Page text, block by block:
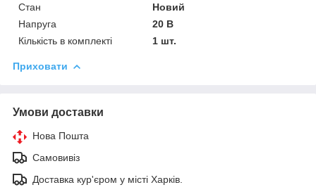
Стан
Новий
Напруга
20 В
Кількість в комплекті
1 шт.
Приховати
Умови доставки
Нова Пошта
Самовивіз
Доставка кур'єром у місті Харків.